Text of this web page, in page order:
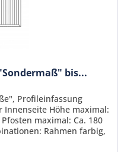
bis...
Profileinfassung
Höhe maximal:
maximal: Ca. 180
Rahmen farbig,